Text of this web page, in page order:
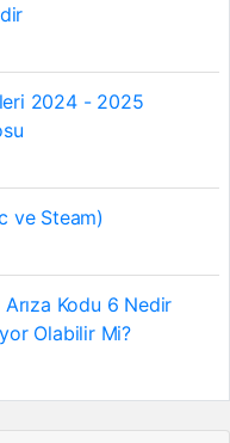
2024 - 2025
ve Steam)
Arıza Kodu 6 Nedir
Olabilir Mi?